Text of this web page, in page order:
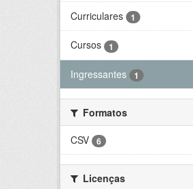
Curriculares 1
Cursos 1
Ingressantes 1
Formatos
CSV
6
Licenças